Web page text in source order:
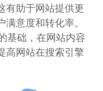
有助于网站提供更
意度和转化率。
基础，在网站内容
高网站在搜索引擎